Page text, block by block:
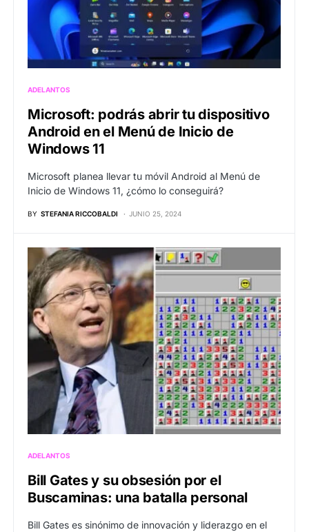
ADELANTOS
Microsoft: podrás abrir tu dispositivo
Android en el Menú de Inicio de
Windows 11
Microsoft planea llevar tu móvil Android al Menú de
Inicio de Windows 11, ¿cómo lo conseguirá?
BY STEFANIA RICCOBALDI JUNIO 25, 2024
ADELANTOS
Bill Gates y su obsesión por el
Buscaminas: una batalla personal
Bill Gates es sinónimo de innovación y liderazgo en el